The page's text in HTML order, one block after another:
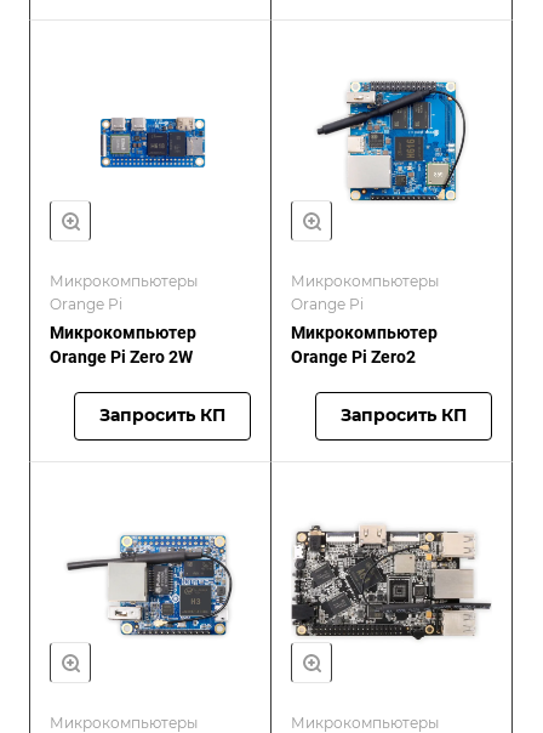
Микрокомпьютеры
Orange Pi
Микрокомпьютер
Orange Pi Zero 2W
Запросить КП
Микрокомпьютеры
Orange Pi
Микрокомпьютер
Orange Pi Zero2
Запросить КП
Микрокомпьютеры
Микрокомпьютеры